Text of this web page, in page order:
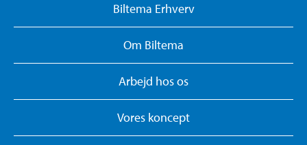
Biltema Erhverv
Om Biltema
Arbejd hos os
Vores koncept